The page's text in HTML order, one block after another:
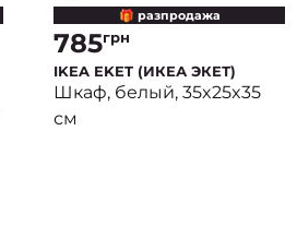
🎁 разпродажа
785грн
IKEA EKET (ИКЕА ЭКЕТ)
Шкаф, белый, 35x25x35
см